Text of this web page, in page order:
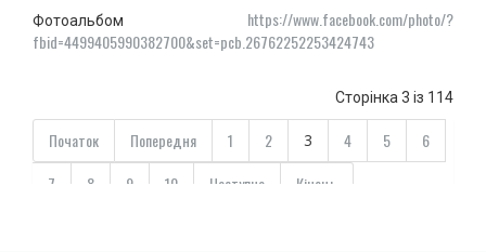
Фотоальбом https://www.facebook.com/photo/?
fbid=4499405990382700&set=pcb.26762252253424743
Сторінка 3 із 114
Початок Попередня 1 2 3 4 5
6
7
8 9 10 Наступна Кінець